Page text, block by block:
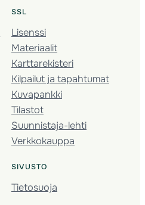
SSL
Lisenssi
Materiaalit
Karttarekisteri
Kilpailut ja tapahtumat
Kuvapankki
Tilastot
Suunnistaja-lehti
Verkkokauppa
SIVUSTO
Tietosuoja